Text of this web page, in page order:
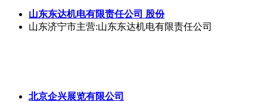
山东东达机电有限责任公司 股份
山东济宁市主营:山东东达机电有限责任公司
北京企兴展览有限公司